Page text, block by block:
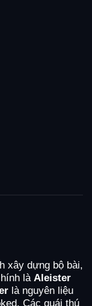
xây dựng bộ bài,
là Aleister
là nguyên liệu
Các quái thú